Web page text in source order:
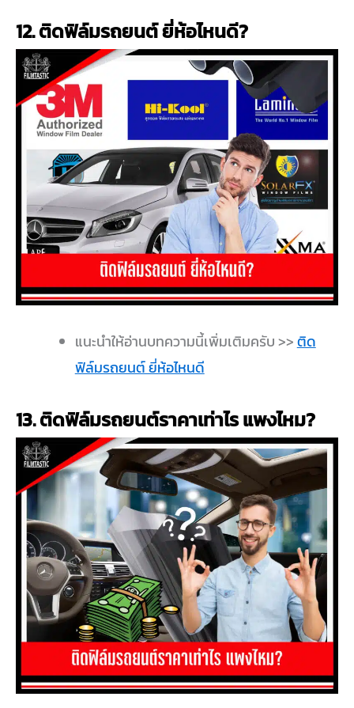
12. ติดฟิล์มรถยนต์ ยี่ห้อไหนดี?
แนะนำให้อ่านบทความนี้เพิ่มเติมครับ >>ติด
ฟิล์มรถยนต์ ยี่ห้อไหนดี
13. ติดฟิล์มรถยนต์ราคาเท่าไร แพงไหม?